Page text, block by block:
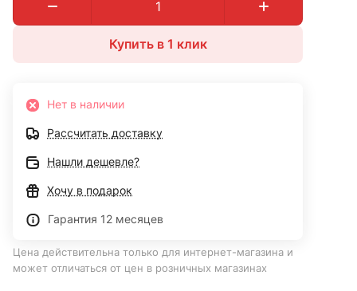
Купить в 1 клик
Нет в наличии
Рассчитать доставку
Нашли дешевле?
Хочу в подарок
Гарантия 12 месяцев
Цена действительна только для интернет-магазина и
может отличаться от цен в розничных магазинах